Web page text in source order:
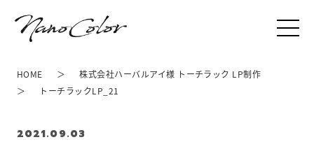
2021.09.03
HOME
株式会社ハーバルアイ様 トーチラック LP制作
トーチラックLP_21